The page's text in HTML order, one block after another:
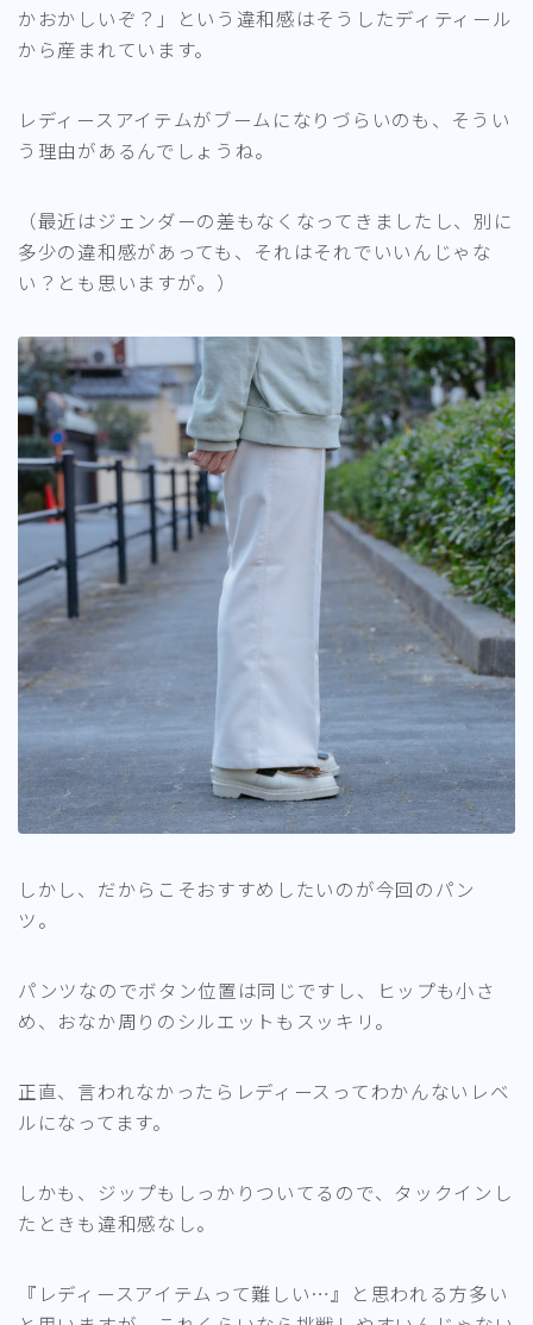
かおかしいぞ？」という違和感はそうしたディティール
から産まれています。
レディースアイテムがブームになりづらいのも、そうい
う理由があるんでしょうね。
（最近はジェンダーの差もなくなってきましたし、別に
多少の違和感があっても、それはそれでいいんじゃな
い？とも思いますが。）
しかし、だからこそおすすめしたいのが今回のパン
ツ。
パンツなのでボタン位置は同じですし、ヒップも小さ
め、おなか周りのシルエットもスッキリ。
正直、言われなかったらレディースってわかんないレベ
ルになってます。
しかも、ジップもしっかりついてるので、タックインし
たときも違和感なし。
『レディースアイテムって難しい…』と思われる方多い